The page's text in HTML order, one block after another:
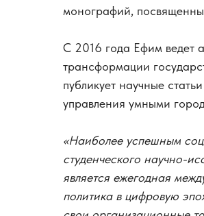
монографий,
С 2016 года Ефим ведет
трансформации
публикует научные
управления умными
«Наиболее успешным
студенческого научно-
является ежегодная
политика в цифровую